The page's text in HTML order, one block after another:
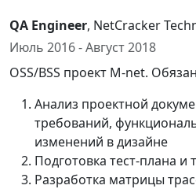
QA Engineer, NetCracker
Июль 2016 - Август 2018
OSS/BSS проект M-net.
Анализ проектной
требований,
изменений в дизайне
Подготовка тест-плана и
Разработка матрицы